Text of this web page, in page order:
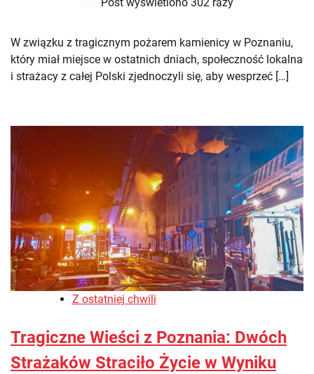
W związku z tragicznym pożarem kamienicy w Poznaniu,
który miał miejsce w ostatnich dniach, społeczność lokalna
i strażacy z całej Polski zjednoczyli się, aby wesprzeć […]
Z ostatniej chwili
Tragiczne Wieści z Poznania: Dwóch
Strażaków Straciło Życie w Wyniku